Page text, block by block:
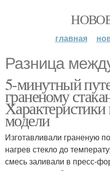
главная
Разница
5-минутный
граненому
модели
Изготавливали граненую
нагрев стекло до
смесь заливали в пресс-